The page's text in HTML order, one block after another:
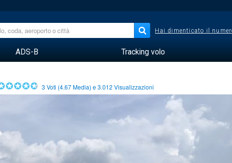
Hai dimenticato il
ADS-B Tracking volo
3 Voti (4.67Media) e3.012 Visualizzazioni